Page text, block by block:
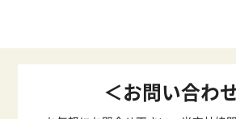
＜お問い合わ